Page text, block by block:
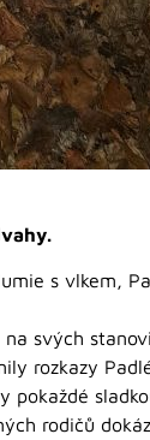
s vlkem,
svých
rozkazy
pokaždé
rodičů